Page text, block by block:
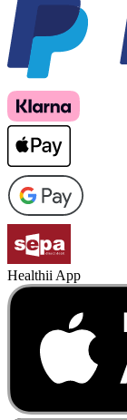
Healthii App